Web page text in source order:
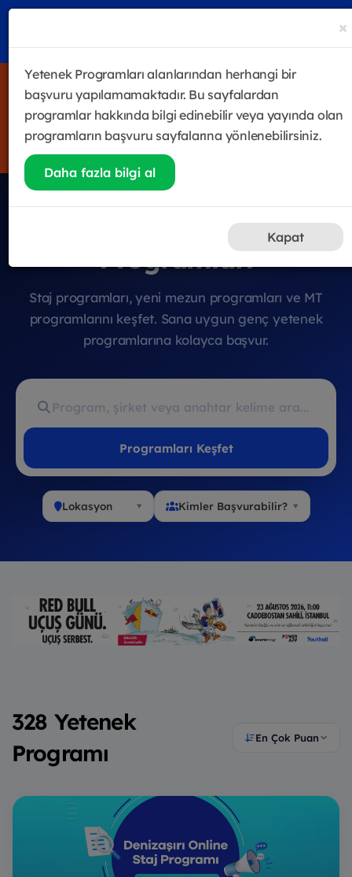
4 haftalık eğitim & gelişim programı Future Sales Leader
Academy'de ilk eğitimler 29 Temmuz itibariyle
BAŞLIYOORRRR!
Genç Yetenek
Programları
Staj programları, yeni mezun programları ve MT
programlarını keşfet. Sana uygun genç yetenek
programlarına kolayca başvur.
Programları Keşfet
Lokasyon Kimler Başvurabilir?
328 Yetenek
Programı
En Çok Puan
×
Yetenek Programları alanlarından herhangi bir
başvuru yapılamamaktadır. Bu sayfalardan
programlar hakkında bilgi edinebilir veya yayında olan
programların başvuru sayfalarına yönlenebilirsiniz.
Daha fazla bilgi al
Kapat